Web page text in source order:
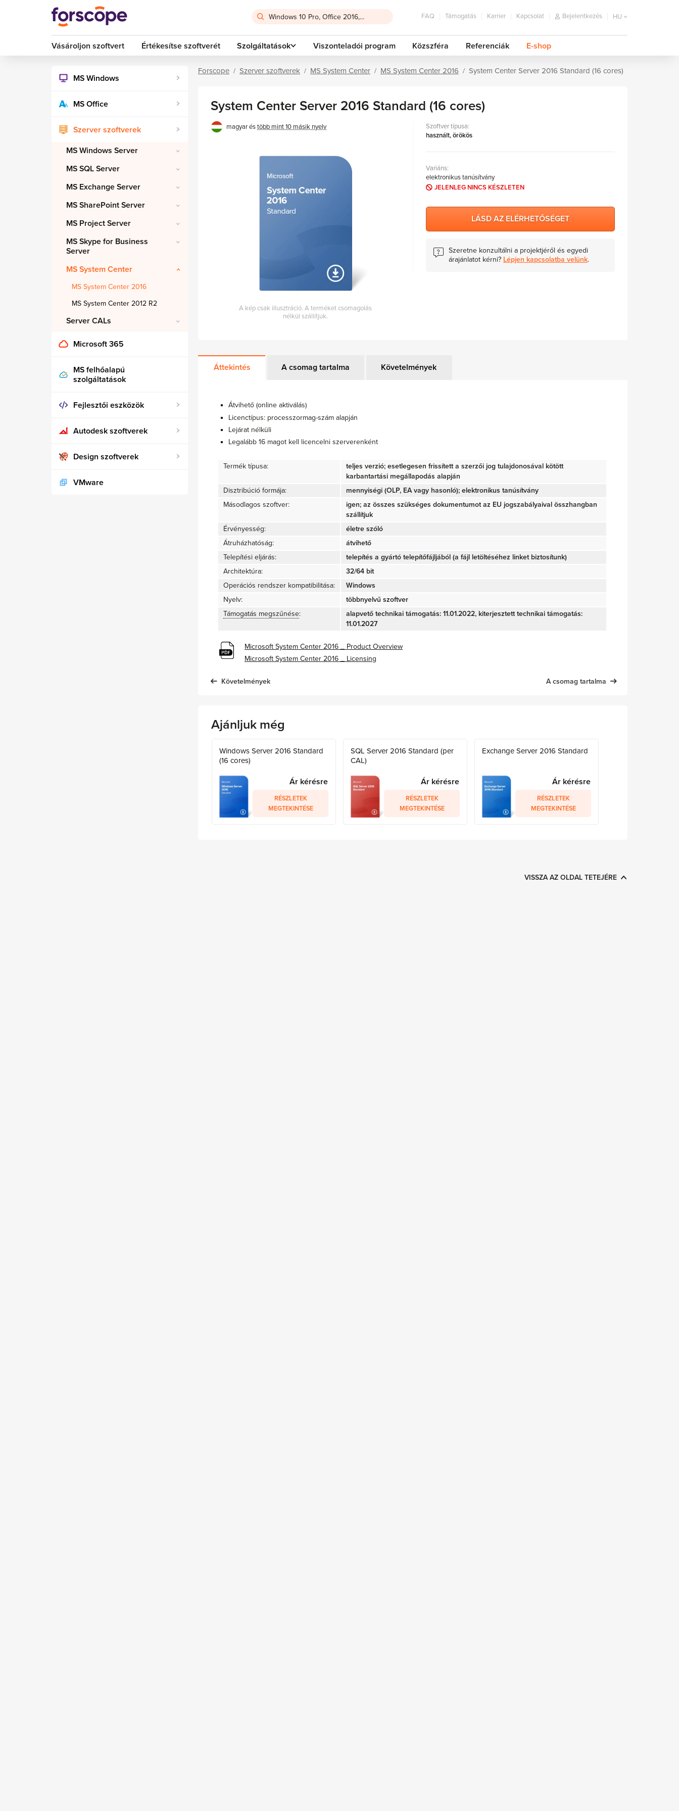
FAQ Támogatás Karrier Kapcsolat Bejelentkezés HU
Vásároljon szoftvert Értékesítse szoftverét Szolgáltatások Viszonteladói program Közszféra Referenciák E-shop
MS Windows
MS Office
Szerver szoftverek
MS Windows Server
MS SQL Server
MS Exchange Server
MS SharePoint Server
MS Project Server
MS Skype for Business
Server
MS System Center
MS System Center 2016
MS System Center 2012 R2
Server CALs
Microsoft 365
MS felhőalapú
szolgáltatások
Fejlesztői eszközök
Autodesk szoftverek
Design szoftverek
VMware
Forscope Szerver szoftverek MS System Center MS System Center 2016 System Center Server 2016 Standard (16 cores)
System Center Server 2016 Standard (16 cores)
magyar éstöbb mint 10 másik nyelv
A kép csak illusztráció. A terméket csomagolás
nélkül szállítjuk.
Szoftver típusa:
használt, örökös
Variáns:
elektronikus tanúsítvány
JELENLEG NINCS KÉSZLETEN
LÁSD AZ ELÉRHETŐSÉGET
Szeretne konzultálni a projektjéről és egyedi
árajánlatot kérni? Lépjen kapcsolatba velünk.
Áttekintés A csomag tartalma Követelmények
Átvihető (online aktiválás)
Licenctípus: processzormag-szám alapján
Lejárat nélküli
Legalább 16 magot kell licencelni szerverenként
Termék típusa:
teljes verzió; esetlegesen frissített a szerzői jog tulajdonosával kötött
karbantartási megállapodás alapján
Disztribúció formája:
mennyiségi (OLP, EA vagy hasonló); elektronikus tanúsítvány
Másodlagos szoftver:
igen; az összes szükséges dokumentumot az EU jogszabályaival összhangban
szállítjuk
Érvényesség:
életre szóló
Átruházhatóság:
átvihető
Telepítési eljárás:
telepítés a gyártó telepítőfájljából (a fájl letöltéséhez linket biztosítunk)
Architektúra:
32/64 bit
Operációs rendszer kompatibilitása:
Windows
Nyelv:
többnyelvű szoftver
Támogatás megszűnése:
alapvető technikai támogatás: 11.01.2022, kiterjesztett technikai támogatás:
11.01.2027
Microsoft System Center 2016 _ Product Overview
Microsoft System Center 2016 _ Licensing
Követelmények A csomag tartalma
Ajánljuk még
Windows Server 2016 Standard
(16 cores)
Ár kérésre
RÉSZLETEK
MEGTEKINTÉSE
SQL Server 2016 Standard (per
CAL)
Ár kérésre
RÉSZLETEK
MEGTEKINTÉSE
Exchange Server 2016 Standard
Ár kérésre
RÉSZLETEK
MEGTEKINTÉSE
VISSZA AZ OLDAL TETEJÉRE